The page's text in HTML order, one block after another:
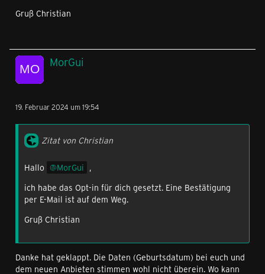
Gruß Christian
MorGui
19. Februar 2024 um 19:54
Zitat von Christian
Hallo MorGui ,
ich habe das Opt-in für dich gesetzt. Eine Bestätigung
per E-Mail ist auf dem Weg.
Gruß Christian
Danke hat geklappt. Die Daten (Geburtsdatum) bei euch und
dem neuen Anbieten stimmen wohl nicht überein. Wo kann